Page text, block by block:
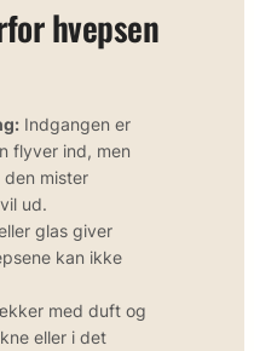
hvepsen
Indgangen er
flyver ind, men
mister
ud.
glas giver
kan ikke
med duft og
eller i det